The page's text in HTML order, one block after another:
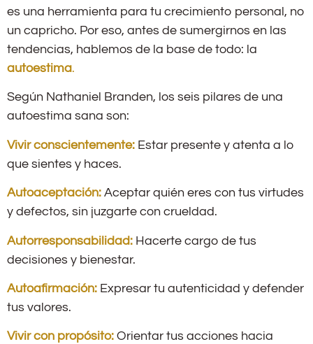
es una herramienta para tu crecimiento personal, no
un capricho. Por eso, antes de sumergirnos en las
tendencias, hablemos de la base de todo: la
autoestima.
Según Nathaniel Branden, los seis pilares de una
autoestima sana son:
Vivir conscientemente: Estar presente y atenta a lo
que sientes y haces.
Autoaceptación: Aceptar quién eres con tus virtudes
y defectos, sin juzgarte con crueldad.
Autorresponsabilidad: Hacerte cargo de tus
decisiones y bienestar.
Autoafirmación: Expresar tu autenticidad y defender
tus valores.
Vivir con propósito: Orientar tus acciones hacia